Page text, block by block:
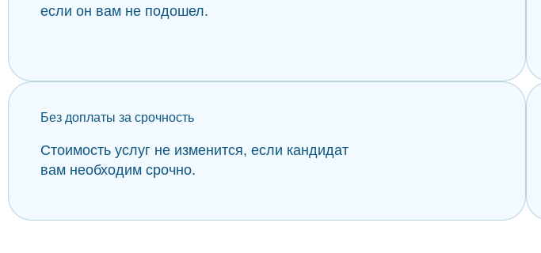
если он вам не подошел.
Без доплаты за срочность
Стоимость услуг не изменится, если кандидат
вам необходим срочно.